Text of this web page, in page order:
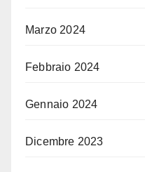
Marzo 2024
Febbraio 2024
Gennaio 2024
Dicembre 2023